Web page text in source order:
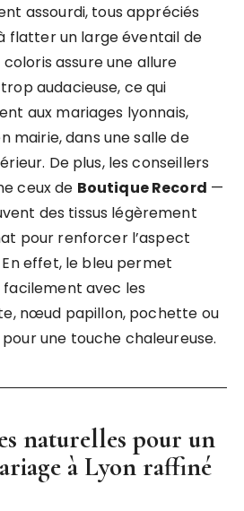
assourdi, tous appréciés
flatter un large éventail de
assure une allure
audacieuse, ce qui
aux mariages lyonnais,
mairie, dans une salle de
De plus, les conseillers
ceux de Boutique Record —
des tissus légèrement
pour renforcer l’aspect
effet, le bleu permet
avec les
nœud papillon, pochette ou
une touche chaleureuse.
naturelles pour un
à Lyon raffiné